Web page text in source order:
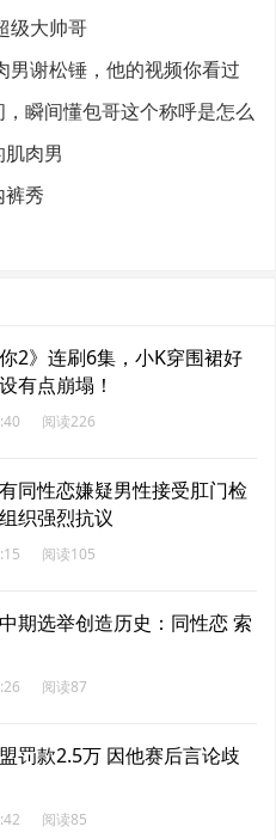
级大帅哥
男谢松锤，他的视频你看过
瞬间懂包哥这个称呼是怎么
肉男
裤秀
你2》连刷6集，小K穿围裙好
有点崩塌！
阅读226
同性恋嫌疑男性接受肛门检
织强烈抗议
阅读105
期选举创造历史：同性恋 索
阅读87
罚款2.5万 因他赛后言论歧
阅读85